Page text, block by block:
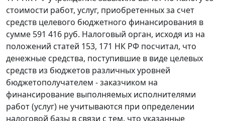
стоимости работ, услуг, приобретенных за счет
средств целевого бюджетного финансирования в
сумме 591 416 руб. Налоговый орган, исходя из на
положений статей 153, 171 НК РФ посчитал, что
денежные средства, поступившие в виде целевых
средств из бюджетов различных уровней
бюджетополучателем - заказчиком на
финансирование выполняемых исполнителями
работ (услуг) не учитываются при определении
налоговой базы в связи с тем. что указанные